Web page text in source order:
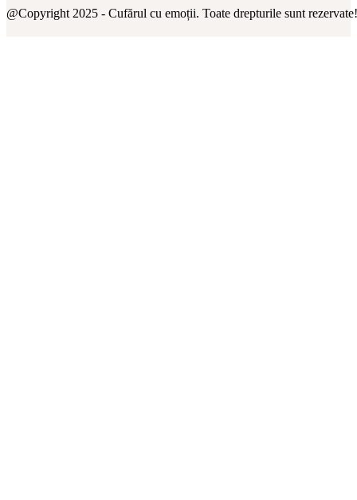
@Copyright 2025 - Cufărul cu emoții. Toate drepturile sunt rezervate!